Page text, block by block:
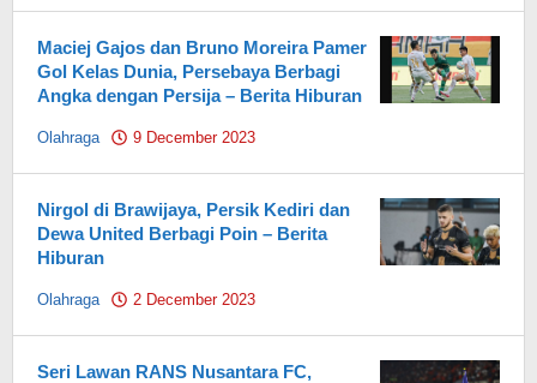
Maciej Gajos dan Bruno Moreira Pamer
Gol Kelas Dunia, Persebaya Berbagi
Angka dengan Persija – Berita Hiburan
Olahraga 9 December 2023
Nirgol di Brawijaya, Persik Kediri dan
Dewa United Berbagi Poin – Berita
Hiburan
Olahraga 2 December 2023
Seri Lawan RANS Nusantara FC,